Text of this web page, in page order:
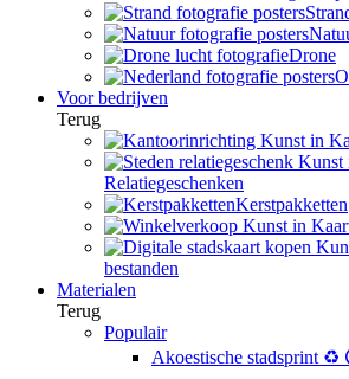
Drone
Voor bedrijven
Terug
Relatiegeschenken
Kerstpakketten
bestanden
Materialen
Terug
Populair
Akoestische stadsprint ♻️